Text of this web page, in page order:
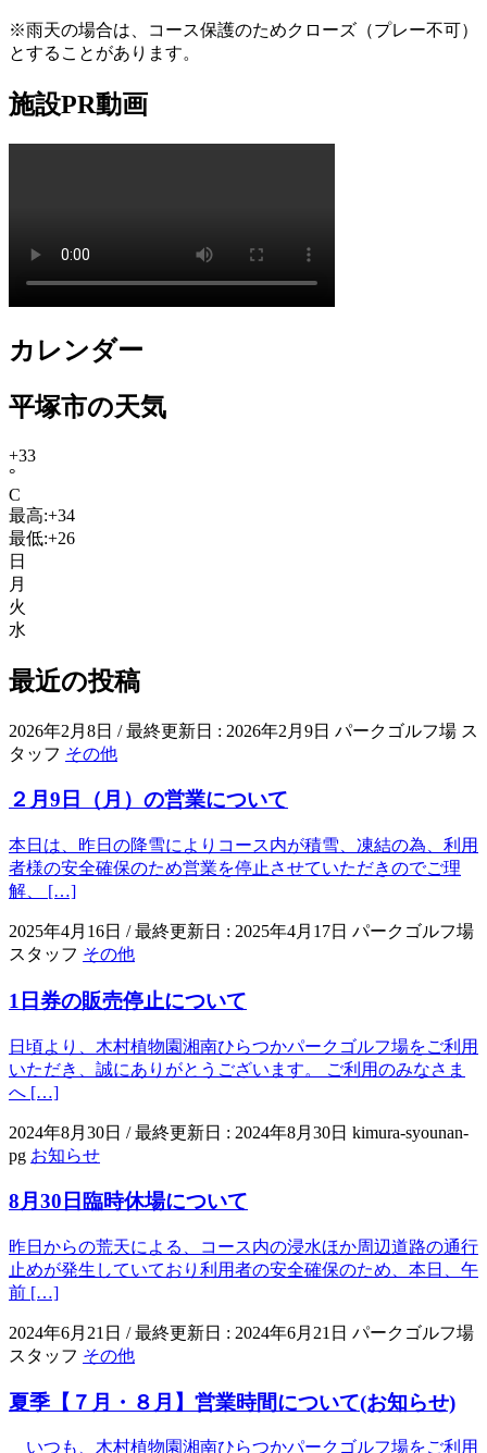
※雨天の場合は、コース保護のためクローズ（プレー不可）
とすることがあります。
施設PR動画
カレンダー
平塚市の天気
+33
°
C
最高:+34
最低:+26
日
月
火
水
最近の投稿
2026年2月8日 / 最終更新日 : 2026年2月9日 パークゴルフ場 ス
タッフ その他
２月9日（月）の営業について
本日は、昨日の降雪によりコース内が積雪、凍結の為、利用
者様の安全確保のため営業を停止させていただきのでご理
解、 […]
2025年4月16日 / 最終更新日 : 2025年4月17日 パークゴルフ場
スタッフ その他
1日券の販売停止について
日頃より、木村植物園湘南ひらつかパークゴルフ場をご利用
いただき、誠にありがとうございます。 ご利用のみなさま
へ […]
2024年8月30日 / 最終更新日 : 2024年8月30日 kimura-syounan-
pg お知らせ
8月30日臨時休場について
昨日からの荒天による、コース内の浸水ほか周辺道路の通行
止めが発生していており利用者の安全確保のため、本日、午
前 […]
2024年6月21日 / 最終更新日 : 2024年6月21日 パークゴルフ場
スタッフ その他
夏季【７月・８月】営業時間について(お知らせ)
いつも、木村植物園湘南ひらつかパークゴルフ場をご利用